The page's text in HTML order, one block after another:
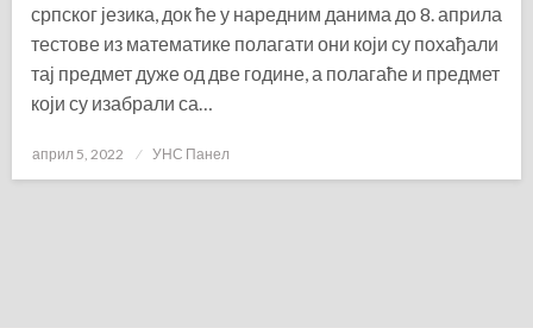
српског језика, док ће у наредним данима до 8. априла
тестове из математике полагати они који су похађали
тај предмет дуже од две године, а полагаће и предмет
који су изабрали са…
Posted
април 5, 2022 УНС Панел